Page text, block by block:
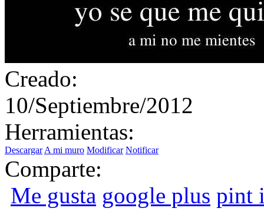
Creado:
10/Septiembre/2012
Herramientas:
Descargar A mi muro Modificar Notificar
Comparte:
Me gusta google plus pint